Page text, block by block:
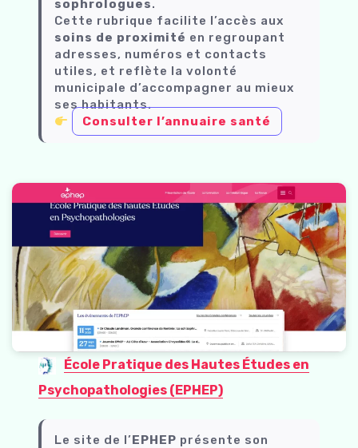
sophrologues.
Cette rubrique facilite l’accès aux
soins de proximité en regroupant
adresses, numéros et contacts
utiles, et reflète la volonté
municipale d’accompagner au mieux
ses habitants.
Consulter l’annuaire santé
École Pratique des Hautes Études en
Psychopathologies (EPHEP)
Le site de l’EPHEP présente son